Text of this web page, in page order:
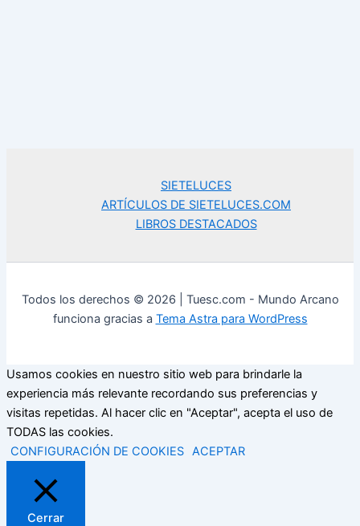
SIETELUCES
ARTÍCULOS DE SIETELUCES.COM
LIBROS DESTACADOS
Todos los derechos © 2026 | Tuesc.com - Mundo Arcano
funciona gracias a Tema Astra para WordPress
Usamos cookies en nuestro sitio web para brindarle la
experiencia más relevante recordando sus preferencias y
visitas repetidas. Al hacer clic en "Aceptar", acepta el uso de
TODAS las cookies.
CONFIGURACIÓN DE COOKIES ACEPTAR
Cerrar